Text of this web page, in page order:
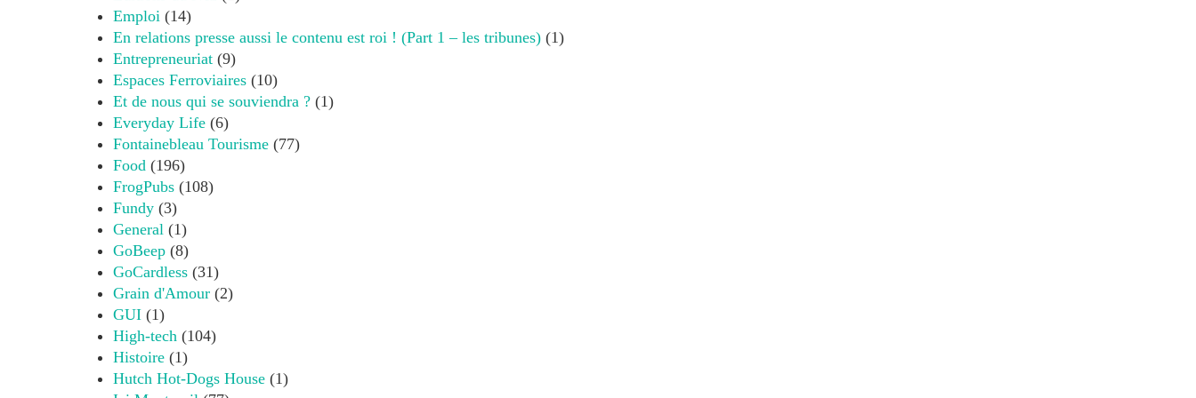
Emploi (14)
En relations presse aussi le contenu est roi ! (Part 1 – les tribunes) (1)
Entrepreneuriat (9)
Espaces Ferroviaires (10)
Et de nous qui se souviendra ? (1)
Everyday Life (6)
Fontainebleau Tourisme (77)
Food (196)
FrogPubs (108)
Fundy (3)
General (1)
GoBeep (8)
GoCardless (31)
Grain d'Amour (2)
GUI (1)
High-tech (104)
Histoire (1)
Hutch Hot-Dogs House (1)